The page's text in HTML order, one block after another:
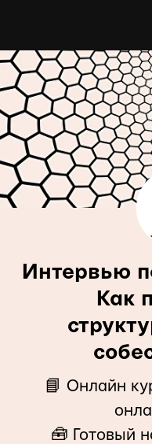
Интервью
Как
📘 Онлайн
🧰 Готовый